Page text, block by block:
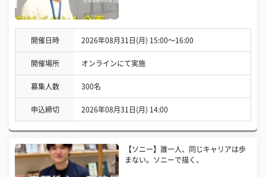
開催日時 2026年08月31日(月) 15:00〜16:00
開催場所 オンラインにて実施
募集人数 300名
申込締切 2026年08月31日(月) 14:00
【ソニー】誰一人、同じキャリアは歩
まない。ソニーで描く、